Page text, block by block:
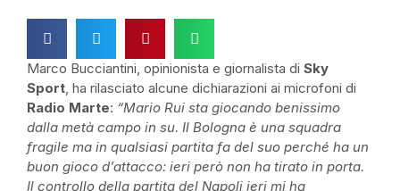
Marco Bucciantini, opinionista e giornalista di Sky
Sport , ha rilasciato alcune dichiarazioni ai microfoni di
Radio Marte: “Mario Rui sta giocando benissimo
dalla metà campo in su. Il Bologna è una squadra
fragile ma in qualsiasi partita fa del suo perché ha un
buon gioco d’attacco: ieri però non ha tirato in porta.
Il controllo della partita del Napoli ieri mi ha